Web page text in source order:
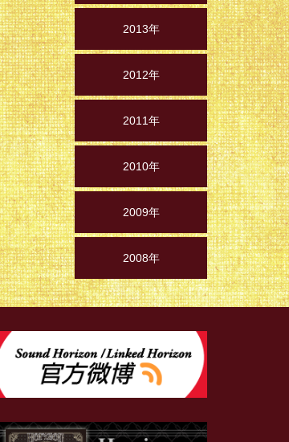
2013年
2012年
2011年
2010年
2009年
2008年